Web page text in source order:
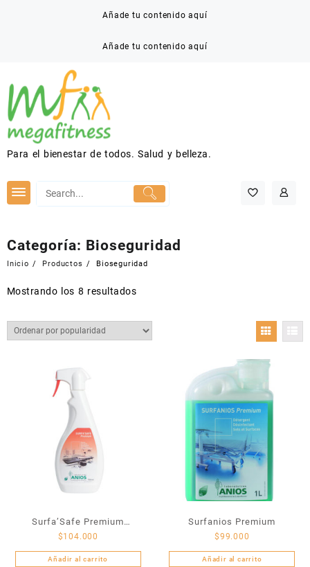
Añade tu contenido aquí
Añade tu contenido aquí
Para el bienestar de todos. Salud y belleza.
Categoría: Bioseguridad
Inicio Productos Bioseguridad
Mostrando los 8 resultados
Surfa’Safe Premium
espuma desinfectante
$104.000
Añadir al carrito
Surfanios Premium
$99.000
Añadir al carrito